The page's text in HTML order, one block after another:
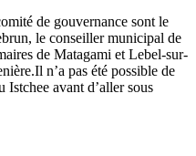
de gouvernance sont le
le conseiller municipal de
de Matagami et Lebel-sur-
n’a pas été possible de
Istchee avant d’aller sous